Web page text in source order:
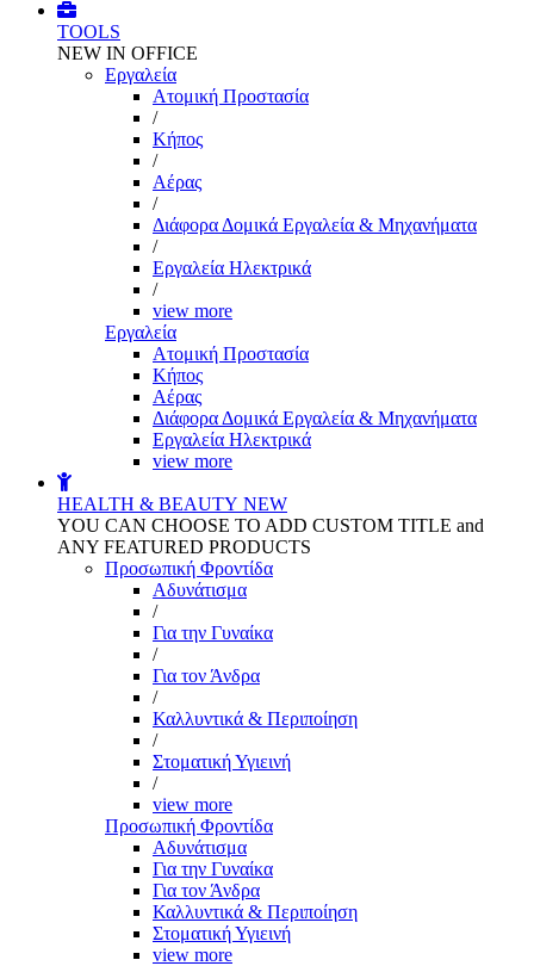
TOOLS
NEW IN OFFICE
Εργαλεία
Aτομική Προστασία
/
Kήπος
/
Αέρας
/
Διάφορα Δομικά Εργαλεία & Μηχανήματα
/
Εργαλεία Ηλεκτρικά
/
view more
Εργαλεία
Aτομική Προστασία
Kήπος
Αέρας
Διάφορα Δομικά Εργαλεία & Μηχανήματα
Εργαλεία Ηλεκτρικά
view more
HEALTH & BEAUTY NEW
YOU CAN CHOOSE TO ADD CUSTOM TITLE and
ANY FEATURED PRODUCTS
Προσωπική Φροντίδα
Αδυνάτισμα
/
Για την Γυναίκα
/
Για τον Άνδρα
/
Καλλυντικά & Περιποίηση
/
Στοματική Υγιεινή
/
view more
Προσωπική Φροντίδα
Αδυνάτισμα
Για την Γυναίκα
Για τον Άνδρα
Καλλυντικά & Περιποίηση
Στοματική Υγιεινή
view more